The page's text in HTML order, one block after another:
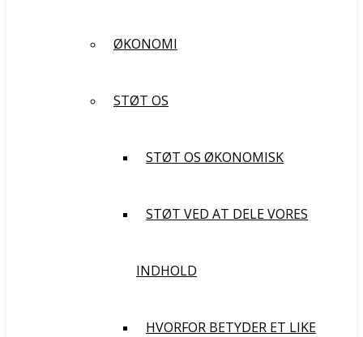
ØKONOMI
STØT OS
STØT OS ØKONOMISK
STØT VED AT DELE VORES
INDHOLD
HVORFOR BETYDER ET LIKE